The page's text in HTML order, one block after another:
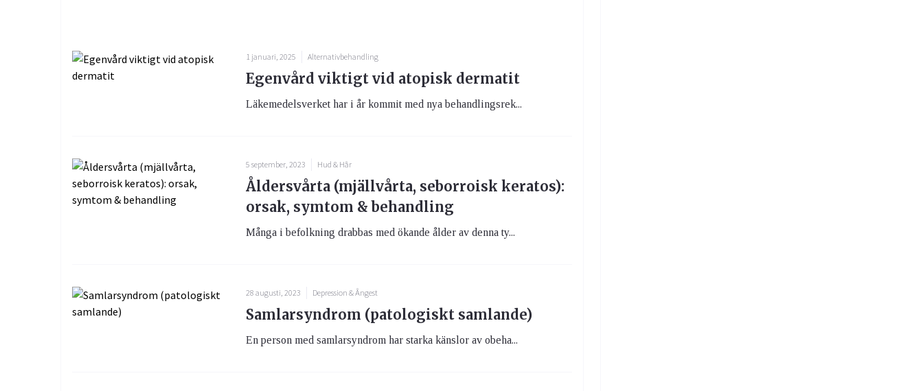
1 januari, 2025 Alternativbehandling
Egenvård viktigt vid atopisk dermatit
Läkemedelsverket har i år kommit med nya behandlingsrek...
5 september, 2023 Hud & Hår
Åldersvårta (mjällvårta, seborroisk keratos):
orsak, symtom & behandling
Många i befolkning drabbas med ökande ålder av denna ty...
28 augusti, 2023 Depression & Ångest
Samlarsyndrom (patologiskt samlande)
En person med samlarsyndrom har starka känslor av obeha...